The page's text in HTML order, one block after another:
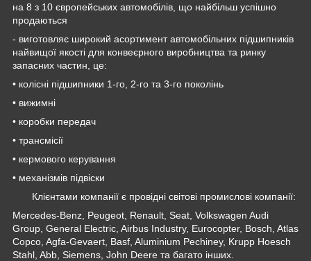
на 8 з 10 європейських автомобілів, що найбільш успішно
продаються
- виготовляє широкий асортимент автомобільних підшипників
найвищої якості для конвеєрного виробництва та ринку
запасних частин, це:
• колісні підшипники 1-го, 2-го та 3-го поколінь
• вижимні
• коробки передач
• трансмісії
• кермового керування
• механізмів підвіски
Клієнтами компанії є провідні світові промислові компанії:
Mercedes-Benz, Peugeot, Renault, Seat, Volkswagen Audi
Group, General Electric, Airbus Industry, Eurocopter, Bosch, Atlas
Copco, Agfa-Gevaert, Basf, Aluminium Pechiney, Krupp Hoesch
Stahl, Abb, Siemens, John Deere та багато інших.